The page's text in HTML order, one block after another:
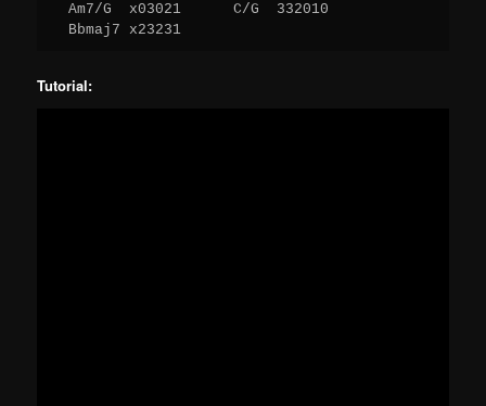
Am7/G  x03021      C/G  332010
Tutorial: